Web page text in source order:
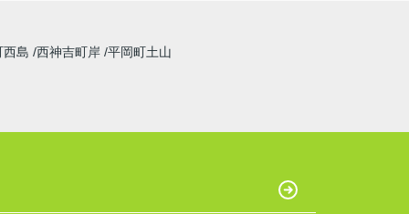
西島 西神吉町岸 平岡町土山